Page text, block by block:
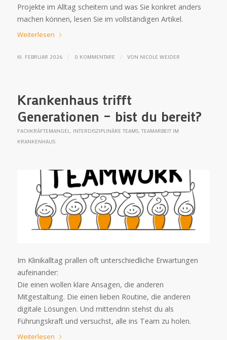
Projekte im Alltag scheitern und was Sie konkret anders
machen können, lesen Sie im vollständigen Artikel.
Weiterlesen
19. FEBRUAR 2026 / 0 KOMMENTARE / VON NICOLE WEIDER
Krankenhaus trifft
Generationen – bist du bereit?
FACHKRÄFTEMANGEL, INTERDISZIPLINÄRE TEAMS, TEAMARBEIT IM
KRANKENHAUS
Im Klinikalltag prallen oft unterschiedliche Erwartungen
aufeinander:
Die einen wollen klare Ansagen, die anderen
Mitgestaltung. Die einen lieben Routine, die anderen
digitale Lösungen. Und mittendrin stehst du als
Führungskraft und versuchst, alle ins Team zu holen.
Weiterlesen